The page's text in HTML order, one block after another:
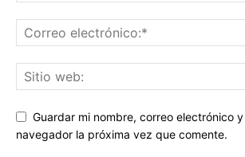
Guardar mi nombre, correo electrónico
navegador la próxima vez que comente.